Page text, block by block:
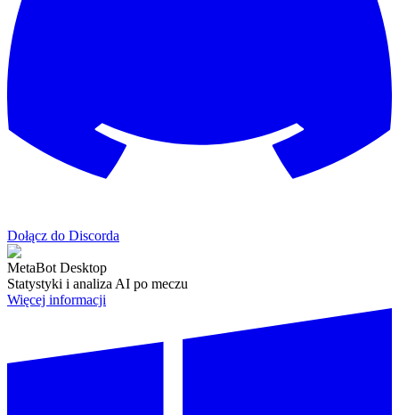
Dołącz do Discorda
MetaBot Desktop
Statystyki i analiza AI po meczu
Więcej informacji